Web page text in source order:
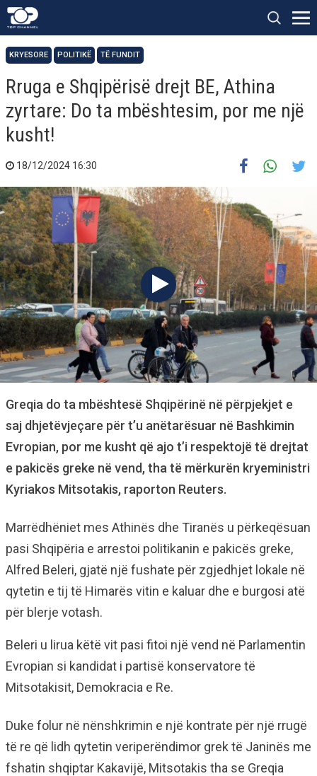
KRYESORE POLITIKË TË FUNDIT
Rruga e Shqipërisë drejt BE, Athina
zyrtare: Do ta mbështesim, por me një
kusht!
18/12/2024 16:30
Greqia do ta mbështesë Shqipërinë në përpjekjet e
saj dhjetëvjeçare për t’u anëtarësuar në Bashkimin
Evropian, por me kusht që ajo t’i respektojë të drejtat
e pakicës greke në vend, tha të mërkurën kryeministri
Kyriakos Mitsotakis, raporton Reuters.
Marrëdhëniet mes Athinës dhe Tiranës u përkeqësuan
pasi Shqipëria e arrestoi politikanin e pakicës greke,
Alfred Beleri, gjatë një fushate për zgjedhjet lokale në
qytetin e tij të Himarës vitin e kaluar dhe e burgosi atë
për blerje votash.
Beleri u lirua këtë vit pasi fitoi një vend në Parlamentin
Evropian si kandidat i partisë konservatore të
Mitsotakisit, Demokracia e Re.
Duke folur në nënshkrimin e një kontrate për një rrugë
të re që lidh qytetin veriperëndimor grek të Janinës me
fshatin shqiptar Kakavijë, Mitsotakis tha se Greqia